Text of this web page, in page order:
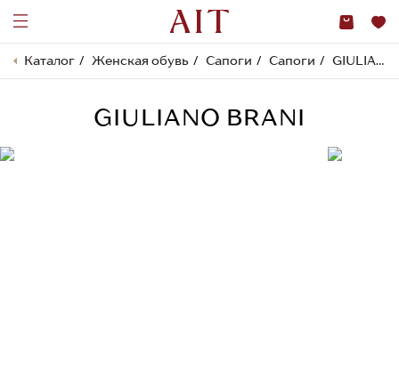
Каталог Женская обувь Сапоги Сапоги GIULIANO BRANI
GIULIANO BRANI